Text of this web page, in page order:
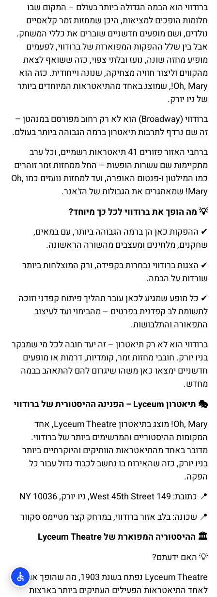
ברודווי הוא הבמה הגדולה ביותר בעולם – המקום שבו
חלומות הופכים למציאות, היכן שמחזות זמר קלאסיים
נולדים, ושם מופעים חדשניים שוברים את כללי המשחק.
אבל בין שלל ההפקות המפוארות של ברודווי, לפעמים
מופיע מחזה שונה, נועז ובלתי צפוי, כזה ששואף לצאת
מהקווים וליצור חוויה מצחיקה, שנונה וייחודית. כזה הוא
Oh, Mary!, שמוצג באחד מהתיאטראות המיוחדים ביותר
של ניו יורק.
ברודווי (Broadway) הוא לא רק רחוב מפורסם במנהטן –
זה שם נרדף לתרבות תיאטרון ברמה הגבוהה ביותר בעולם.
ברחבי האזור פזורים 41 תיאטראות רשמיים, וכל ערב
מתקיימות שם עשרות הופעות – החל ממחזות זמר זוהרים
כמו המילטון ו-פנטום האופרה, ועד למחזות נועזים כמו Oh,
Mary! שמאתגרים את הגבולות של הז'אנר.
💡 מה הופך את ברודווי לכל כך מיוחד?
✔ ההפקות כאן הן ברמה הגבוהה ביותר, עם במאים,
שחקנים, מלחינים ומעצבים מהשורה הראשונה.
✔ הצגות ברודווי נבחרות בקפידה, ורק המוצלחות ביותר
שורדות על הבמה.
✔ כל מופע שמגיע לכאן עובר תהליך פיתוח קפדני וזוכה
לתשומת לב קפדנית בפרטים – מהבימוי ועד לעיצוב
התפאורה והתלבושות.
ברודווי הוא לא רק תיאטרון – זה יעד חובה לכל מי שמבקר
בניו יורק. חובבי מחזות זמר, קומדיות, דרמות או מופעים
חדשניים ימצאו כאן משהו שיגרום להם להתאהב בבמה
מחדש.
🎭 תיאטרון Lyceum – הפנינה ההיסטורית של ברודווי
Oh, Mary! מוצג בתיאטרון Lyceum Theatre, אחד
המקומות ההיסטוריים והמרשימים ביותר של ברודווי.
מדובר באחד מהתיאטראות הוותיקים והיוקרתיים ביותר
בניו יורק, כזה שהאירוח בו נחשב לכבוד גדול עבור כל
הפקה.
📍 כתובת: 149 West 45th Street, ניו יורק, NY 10036
📍 שכונה: בלב אזור ברודווי, במרחק קצר מטיימס סקוור
🏛 ההיסטוריה המפוארת של Lyceum Theatre
💡 האם ידעתם?
Lyceum Theatre נפתח בשנת 1903, מה שהופך אותו
לאחד התיאטראות הפעילים העתיקים ביותר בארצות